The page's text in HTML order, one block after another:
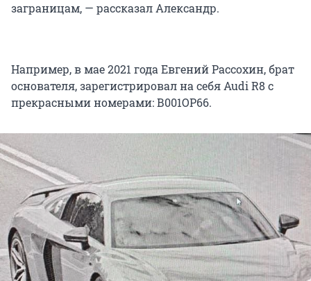
заграницам, — рассказал Александр.
Например, в мае 2021 года Евгений Рассохин, брат
основателя, зарегистрировал на себя Audi R8 с
прекрасными номерами: В001ОР66.